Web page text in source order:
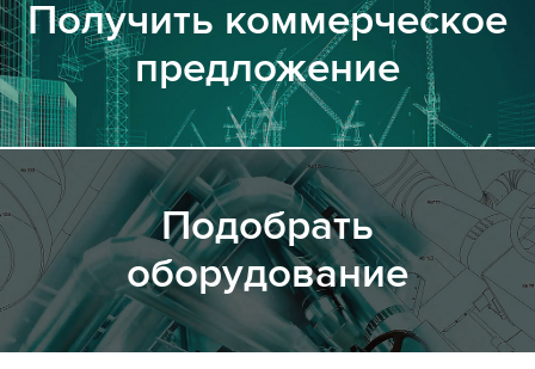
Получить коммерческое
предложение
Подобрать
оборудование